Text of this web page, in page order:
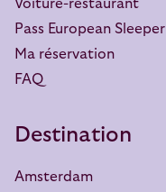
Voiture-restaurant
Pass European Sleeper
Ma réservation
FAQ
Destination
Amsterdam